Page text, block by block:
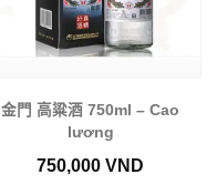
金門 高粱酒 750ml – Cao
lương
750,000 VND